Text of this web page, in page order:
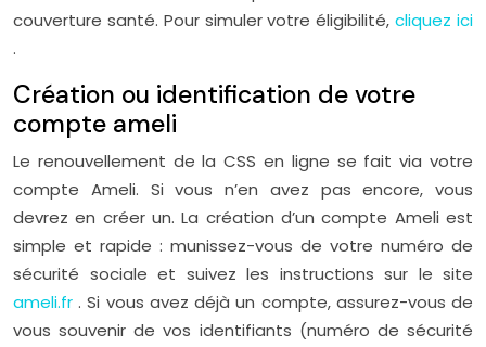
couverture santé. Pour simuler votre éligibilité,cliquez ici
.
Création ou identification de votre
compte ameli
Le renouvellement de la CSS en ligne se fait via votre
compte Ameli. Si vous n’en avez pas encore, vous
devrez en créer un. La création d’un compte Ameli est
simple et rapide : munissez-vous de votre numéro de
sécurité sociale et suivez les instructions sur le site
ameli.fr. Si vous avez déjà un compte, assurez-vous de
vous souvenir de vos identifiants (numéro de sécurité